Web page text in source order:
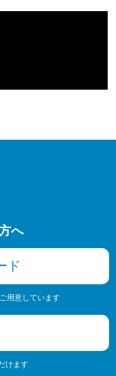
へ
ド
用意しています
けます